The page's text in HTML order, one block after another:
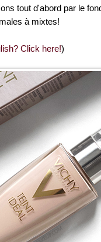
tout d'abord par le
à mixtes!
Click here!)